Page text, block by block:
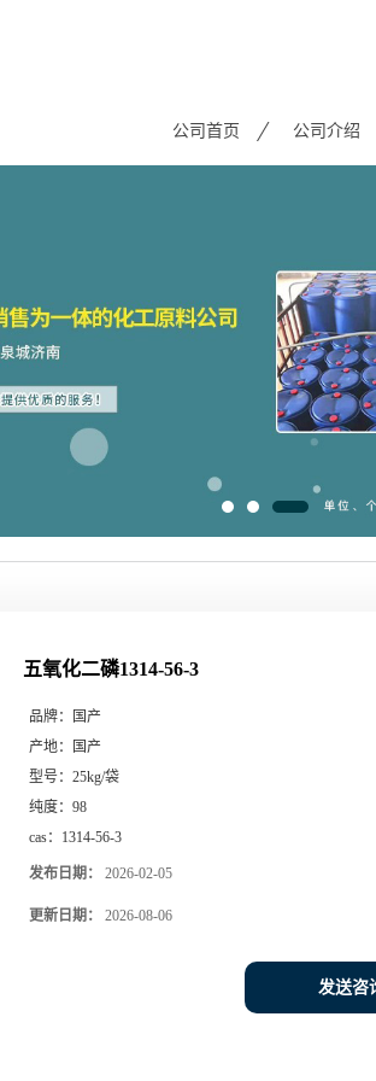
公司首页 公司介绍
五氧化二磷1314-56-3
品牌：
国产
产地：
国产
型号： 25kg/袋
纯度： 98
cas： 1314-56-3
发布日期： 2026-02-05
更新日期： 2026-08-06
发送咨